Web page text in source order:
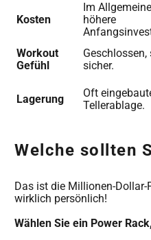
Kosten
Im
höhere
Workout
Gefühl
Geschlossen,
sicher.
Lagerung
Oft
Tellerablage.
Welche sollten
Das ist die Millionen-
wirklich persönlich!
Wählen Sie ein Power